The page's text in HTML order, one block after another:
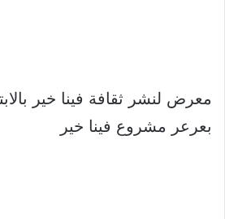
معرض لنشر ثقافة فينا خير
بعرعر مشروع فينا خير